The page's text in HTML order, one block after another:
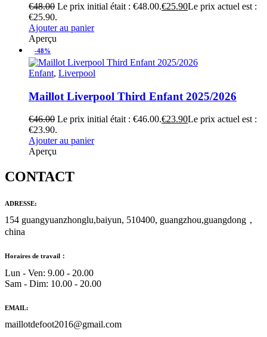
€48.00 Le prix initial était : €48.00.€25.90Le prix actuel est :
€25.90.
Ajouter au panier
Aperçu
-48%
Enfant, Liverpool
Maillot Liverpool Third Enfant 2025/2026
€46.00 Le prix initial était : €46.00.€23.90Le prix actuel est :
€23.90.
Ajouter au panier
Aperçu
CONTACT
ADRESSE:
154 guangyuanzhonglu,baiyun, 510400, guangzhou,guangdong，
china
Horaires de travail：
Lun - Ven: 9.00 - 20.00
Sam - Dim: 10.00 - 20.00
EMAIL:
maillotdefoot2016@gmail.com